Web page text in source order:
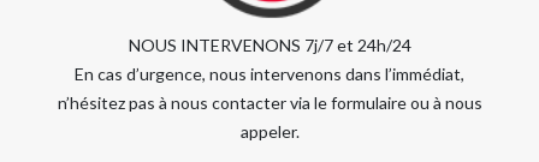
NOUS INTERVENONS 7j/7 et 24h/24
En cas d’urgence, nous intervenons dans l’immédiat,
n’hésitez pas à nous contacter via le formulaire ou à nous
appeler.